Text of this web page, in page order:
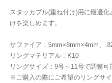
スタッカブル(重ね付け)用に最適
けを楽しめます。
サファイア：5mm×8mm×4mm、
リングマテリアル：K10
リングサイズ：9号～11号で調整可
※ご購入の際にご希望のリングサイ